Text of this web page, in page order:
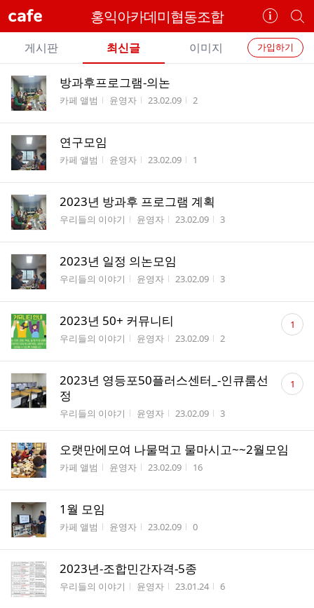
cafe 홍익아카데미협동조합
카
페
정
보
개
별
카
페
카
페
메
뉴
가입하기
게시판 최신글 이미지
전
체
글
리
방과후프로그램-의논
게시판명
카페 앨범 작성자
윤영자 작성시간
23.02.09 조회수
2
연구모임
게시판명
카페 앨범 작성자
윤영자 작성시간
23.02.09 조회수
1
2023년 방과후 프로그램 계획
게시판명
우리들의 이야기 작성자
윤영자 작성시간
23.02.09 조회수
3
2023년 일정 의논모임
게시판명
우리들의 이야기 작성자
윤영자 작성시간
23.02.09 조회수
3
2023년 50+ 커뮤니티
게시판명
우리들의 이야기 작성자
윤영자 작성시간
23.02.09 조회수
2
댓
글 1
2023년 영등포50플러스센터_-인큐룸선
정
게시판명
우리들의 이야기 작성자
윤영자 작성시간
23.02.09 조회수
3
댓
글 1
오랫만에모여 나물먹고 물마시고~~2월모임
게시판명
카페 앨범 작성자
윤영자 작성시간
23.02.09 조회수
16
1월 모임
게시판명
카페 앨범 작성자
윤영자 작성시간
23.02.09 조회수
0
2023년-조합민간자격-5종
게시판명
우리들의 이야기 작성자
윤영자 작성시간
23.01.24 조회수
6